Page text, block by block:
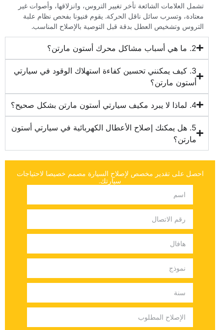
تشمل العلامات الشائعة تأخر تغيير التروس، وانزلاقها، وأصوات غير
معتادة، وتسرب سائل ناقل الحركة. يقوم فنيونا بفحص نظام علبة
التروس وتشخيص العطل بدقة قبل التوصية بالإصلاح المناسب.
2. ما هي أسباب مشاكل محرك أستون مارتن؟
3. كيف يمكنني تحسين كفاءة استهلاك الوقود في سيارتي
أستون مارتن؟
4. لماذا لا يبرد مكيف سيارتي أستون مارتن بشكل صحيح؟
5. هل يمكنك إصلاح الأعطال الكهربائية في سيارتي أستون
مارتن؟
‏احصل على تقدير مخصص لإصلاح السيارة مصمم خصيصا لاحتياجات
سيارتك.‏